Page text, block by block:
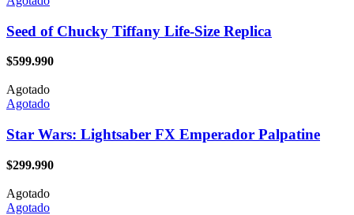
Seed of Chucky Tiffany Life-Size Replica
$599.990
Agotado
Agotado
Star Wars: Lightsaber FX Emperador Palpatine
$299.990
Agotado
Agotado